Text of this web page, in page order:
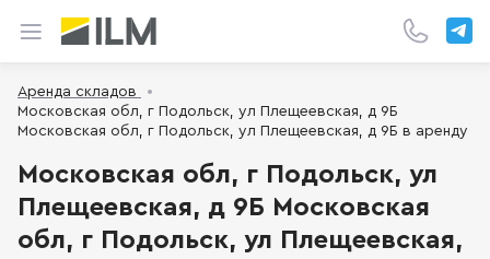
Аренда складов
Московская обл, г Подольск, ул Плещеевская, д 9Б
Московская обл, г Подольск, ул Плещеевская, д 9Б в аренду
Московская обл, г Подольск, ул
Плещеевская, д 9Б Московская
обл, г Подольск, ул Плещеевская,